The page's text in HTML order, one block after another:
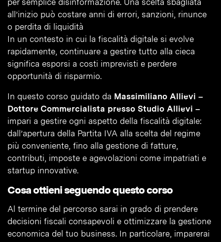
per semplice disinformazione. Una scelta sbagliata
all’inizio può costare anni di errori, sanzioni, rinunce
o perdita di liquidità
In un contesto in cui la fiscalità digitale si evolve
rapidamente, continuare a gestire tutto alla cieca
significa esporsi a costi imprevisti e perdere
opportunità di risparmio.
In questo corso guidato da Massimiliano Allievi –
Dottore Commercialista presso Studio Allievi –
impari a gestire ogni aspetto della fiscalità digitale:
dall’apertura della Partita IVA alla scelta del regime
più conveniente, fino alla gestione di fatture,
contributi, imposte e agevolazioni come impatriati e
startup innovative.
Cosa ottieni seguendo questo corso
Al termine del percorso sarai in grado di prendere
decisioni fiscali consapevoli e ottimizzare la gestione
economica del tuo business. In particolare, imparerai